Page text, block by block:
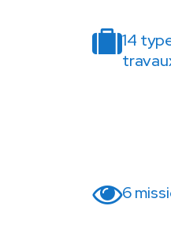
14
6